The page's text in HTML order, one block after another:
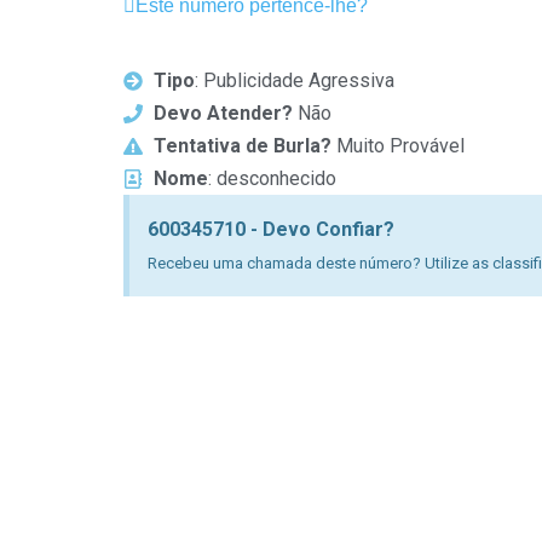
Este número pertence-lhe?
Tipo: Publicidade Agressiva
Devo Atender? Não
Tentativa de Burla? Muito Provável
Nome: desconhecido
600345710 - Devo Confiar?
Recebeu uma chamada deste número? Utilize as